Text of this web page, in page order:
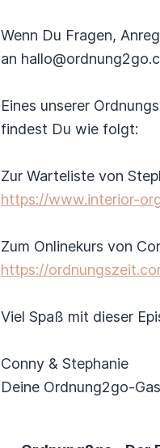
Wenn Du Fragen,
an
Eines unserer
findest Du wie folgt:
Zur Warteliste von
https://www.interior-
Zum Onlinekurs von
https://
Viel Spaß mit dieser
Conny & Stephanie
Deine Ordnung2go-